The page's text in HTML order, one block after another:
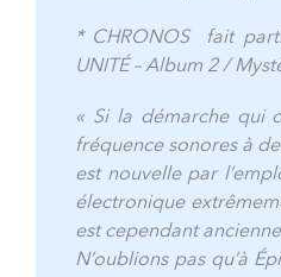
* CHRONOS fait
UNITÉ – Album 2 /
« Si la démarche qui
fréquence sonores à
est nouvelle par
électronique
est cependant
N’oublions pas qu’à